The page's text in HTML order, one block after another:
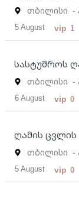
თბილისი -
5 August vip 1
სასტუმროს
თბილისი -
6 August vip 0
ღამის
თბილისი -
5 August vip 0